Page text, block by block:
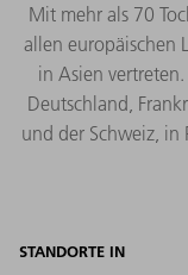
Mit mehr als 70
allen europäischen
in Asien
Deutschland,
und der Schweiz, in
STANDORTE IN